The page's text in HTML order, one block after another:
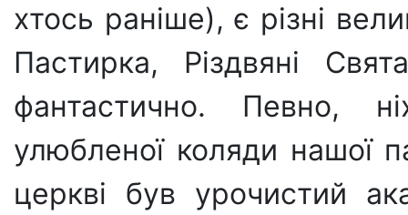
хтось раніше), є різні
Пастирка, Різдвяні
фантастично. Певно,
улюбленої коляди нашої
церкві був урочистий